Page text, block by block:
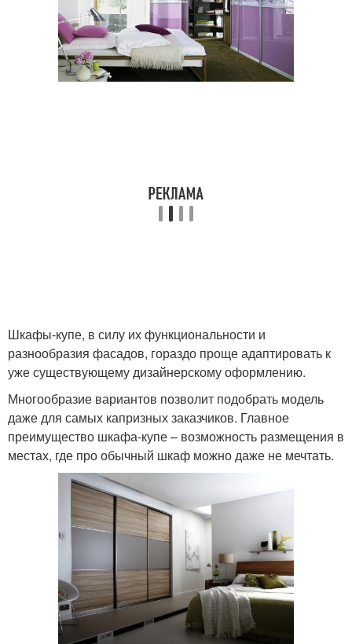
Шкафы-купе, в силу их функциональности и
разнообразия фасадов, гораздо проще адаптировать к
уже существующему дизайнерскому оформлению.
Многообразие вариантов позволит подобрать модель
даже для самых капризных заказчиков. Главное
преимущество шкафа-купе – возможность размещения в
местах, где про обычный шкаф можно даже не мечтать.